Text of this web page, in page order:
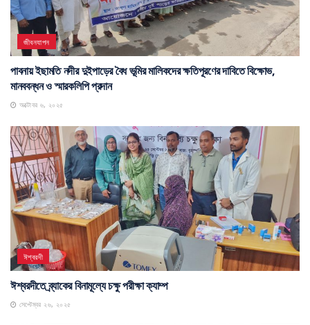
জীবনযাপন
পাবনায় ইছামতি নদীর দুইপাড়ের বৈধ ভূমির মালিকদের ক্ষতিপূরণের দাবিতে বিক্ষোভ,
মানববন্ধন ও স্মারকলিপি প্রদান
অক্টোবর ৬, ২০২৫
ঈশ্বরদী
ঈশ্বরদীতে ব্র্যাকের বিনামূল্যে চক্ষু পরীক্ষা ক্যাম্প
সেপ্টেম্বর ২৬, ২০২৫